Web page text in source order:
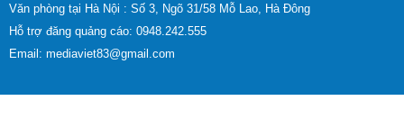
Văn phòng tại Hà Nội : Số 3, Ngõ 31/58 Mỗ Lao, Hà Đông
Hỗ trợ đăng quảng cáo: 0948.242.555
Email: mediaviet83@gmail.com